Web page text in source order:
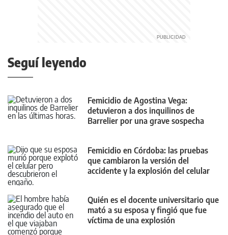
Seguí leyendo
Femicidio de Agostina Vega:
detuvieron a dos inquilinos de
Barrelier por una grave sospecha
Femicidio en Córdoba: las pruebas
que cambiaron la versión del
accidente y la explosión del celular
Quién es el docente universitario que
mató a su esposa y fingió que fue
víctima de una explosión